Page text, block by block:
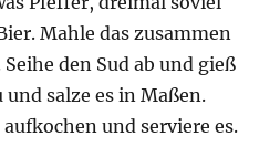
Mahle das zusammen
den Sud ab und gieß
und salze es in Maßen.
und serviere es.